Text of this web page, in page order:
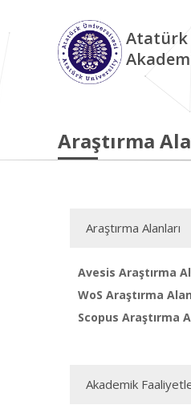
Atatürk
Araştırma
Araştırma Alanları
Avesis Araştırma
WoS Araştırma
Scopus Araştırma
Akademik